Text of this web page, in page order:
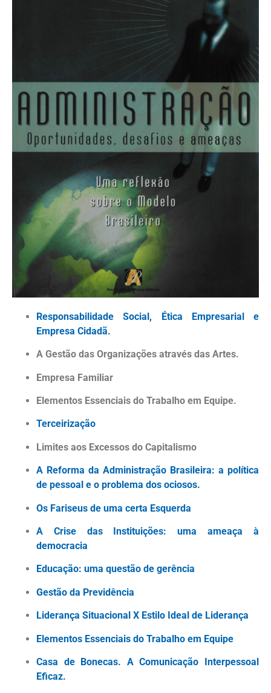
Responsabilidade Social, Ética Empresarial e
Empresa Cidadã.
A Gestão das Organizações através das Artes.
Empresa Familiar
Elementos Essenciais do Trabalho em Equipe.
Terceirização
Limites aos Excessos do Capitalismo
A Reforma da Administração Brasileira: a política
de pessoal e o problema dos ociosos.
Os Fariseus de uma certa Esquerda
A Crise das Instituições: uma ameaça à
democracia
Educação: uma questão de gerência
Gestão da Previdência
Liderança Situacional X Estilo Ideal de Liderança
Elementos Essenciais do Trabalho em Equipe
Casa de Bonecas. A Comunicação Interpessoal
Eficaz.